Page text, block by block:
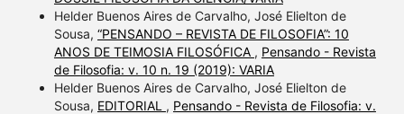
Helder Buenos Aires de Carvalho, José Elielton de
Sousa, “PENSANDO – REVISTA DE FILOSOFIA”: 10
ANOS DE TEIMOSIA FILOSÓFICA , Pensando - Revista
de Filosofia: v. 10 n. 19 (2019): VARIA
Helder Buenos Aires de Carvalho, José Elielton de
Sousa, EDITORIAL , Pensando - Revista de Filosofia: v.